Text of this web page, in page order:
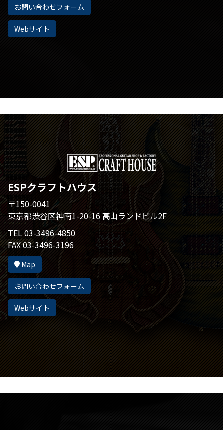
お問い合わせフォーム
Webサイト
ESPクラフトハウス
〒150-0041
東京都渋谷区神南1-20-16 高山ランドビル2F
TEL 03-3496-4850
FAX 03-3496-3196
Map
お問い合わせフォーム
Webサイト